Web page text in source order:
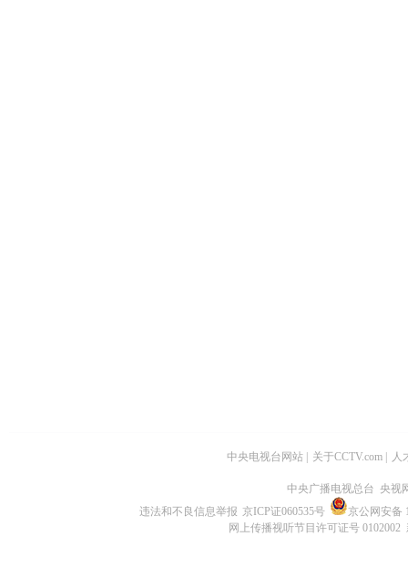
中央电视台网站 关于CCTV.com 人
中央广播电视总台 央视
违法和不良信息举报 京ICP证060535号
京公网安备
网上传播视听节目许可证号 0102002